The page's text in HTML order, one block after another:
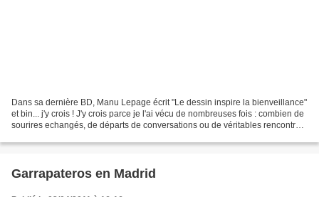
Dans sa dernière BD, Manu Lepage écrit "Le dessin inspire la bienveillance"
et bin... j'y crois ! J'y crois parce je l'ai vécu de nombreuses fois : combien de
sourires echangés, de départs de conversations ou de véritables rencontres
Garrapateros en Madrid